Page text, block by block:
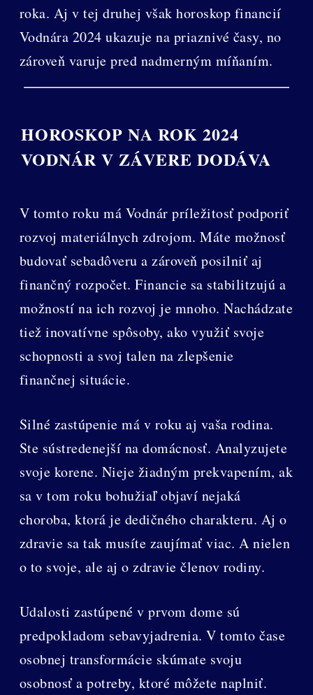
roka. Aj v tej druhej však horoskop financií
Vodnára 2024 ukazuje na priaznivé časy, no
zároveň varuje pred nadmerným míňaním.
HOROSKOP NA ROK 2024
VODNÁR V ZÁVERE DODÁVA
V tomto roku má Vodnár príležitosť podporiť
rozvoj materiálnych zdrojom. Máte možnosť
budovať sebadôveru a zároveň posilniť aj
finančný rozpočet. Financie sa stabilitzujú a
možností na ich rozvoj je mnoho. Nachádzate
tiež inovatívne spôsoby, ako využiť svoje
schopnosti a svoj talen na zlepšenie
finančnej situácie.
Silné zastúpenie má v roku aj vaša rodina.
Ste sústredenejší na domácnosť. Analyzujete
svoje korene. Nieje žiadným prekvapením, ak
sa v tom roku bohužiaľ objaví nejaká
choroba, ktorá je dedičného charakteru. Aj o
zdravie sa tak musíte zaujímať viac. A nielen
o to svoje, ale aj o zdravie členov rodiny.
Udalosti zastúpené v prvom dome sú
predpokladom sebavyjadrenia. V tomto čase
osobnej transformácie skúmate svoju
osobnosť a potreby, ktoré môžete naplniť.